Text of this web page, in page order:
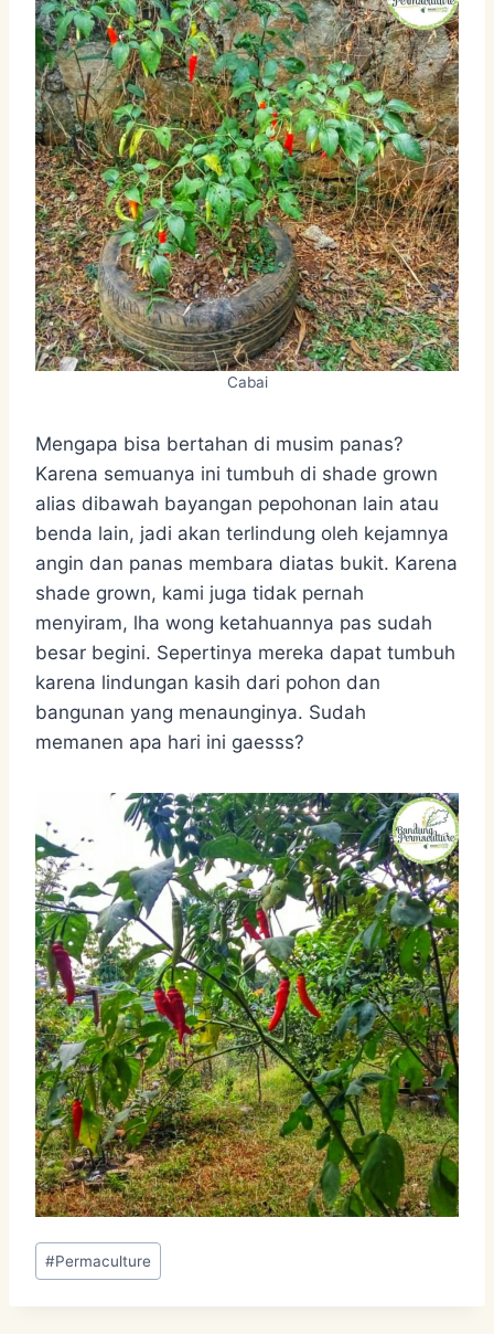
Cabai
Mengapa bisa bertahan di musim panas?
Karena semuanya ini tumbuh di shade grown
alias dibawah bayangan pepohonan lain atau
benda lain, jadi akan terlindung oleh kejamnya
angin dan panas membara diatas bukit. Karena
shade grown, kami juga tidak pernah
menyiram, lha wong ketahuannya pas sudah
besar begini. Sepertinya mereka dapat tumbuh
karena lindungan kasih dari pohon dan
bangunan yang menaunginya. Sudah
memanen apa hari ini gaesss?
Post
Tags:
#Permaculture